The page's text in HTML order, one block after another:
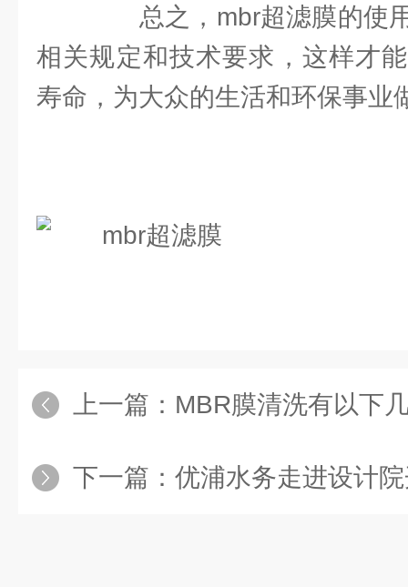
总之，mbr超滤膜的使
相关规定和技术要求，这样才
寿命，为大众的生活和环保事业
上一篇： MBR膜清洗有以下
下一篇： 优浦水务走进设计院开展